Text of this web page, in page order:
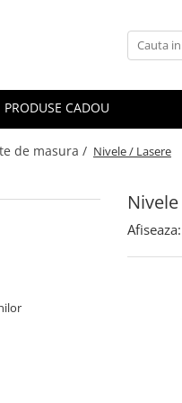
PRODUSE CADOU
de masura / Nivele / Lasere
Afiseaza: